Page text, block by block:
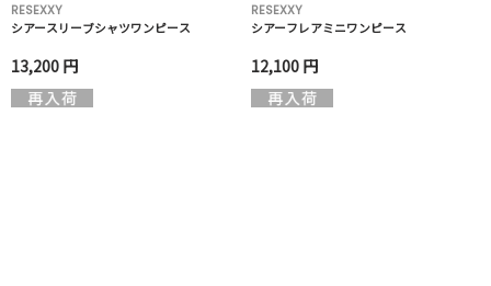
RESEXXY
シアースリーブシャツワンピース
13,200 円
RESEXXY
シアーフレアミニワンピース
12,100 円